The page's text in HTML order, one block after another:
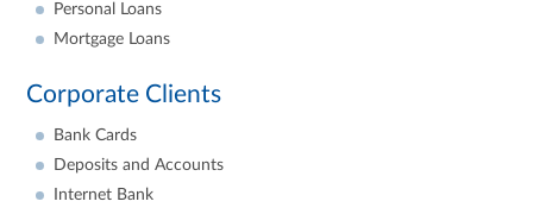
Personal Loans
Mortgage Loans
Corporate Clients
Bank Cards
Deposits and Accounts
Internet Bank